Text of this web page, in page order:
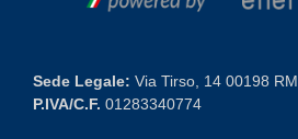
Sede Legale: Via Tirso, 14 00198 RM
P.IVA/C.F. 01283340774